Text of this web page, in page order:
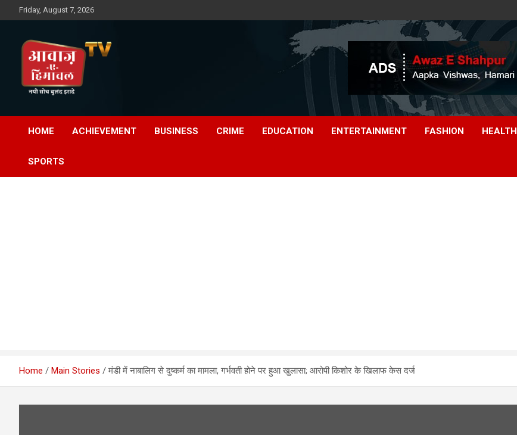
to
Friday, August 7, 2026
Awaz-E-Shahpur
HOME ACHIEVEMENT BUSINESS CRIME EDUCATION ENTERTAINMENT FASHION HEALTH
SPORTS
Home Main Stories मंडी में नाबालिग से दुष्कर्म का मामला, गर्भवती होने पर हुआ खुलासा; आरोपी किशोर के खिलाफ केस दर्ज